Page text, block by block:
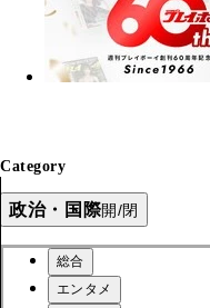
Category
政治・国際開/閉
総合
エンタメ